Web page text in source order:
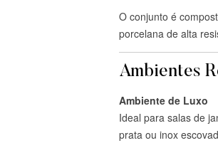
O conjunto é
porcelana de alta
Ambientes
Ambiente de Luxo
Ideal para salas de
prata ou inox